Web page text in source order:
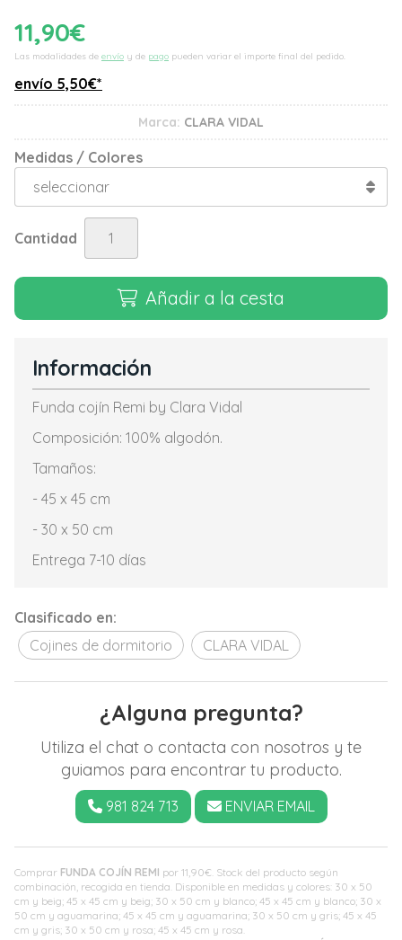
11,90€
Las modalidades de envío y de pago pueden variar el importe final del pedido.
envío 5,50€*
Marca: CLARA VIDAL
Medidas / Colores
Cantidad
Añadir a la cesta
Comprar FUNDA COJÍN REMI por 11,90€ . Stock del producto según
combinación, recogida en tienda. Disponible en medidas y colores: 30 x 50
cm y beig; 45 x 45 cm y beig; 30 x 50 cm y blanco; 45 x 45 cm y blanco; 30 x
50 cm y aguamarina; 45 x 45 cm y aguamarina; 30 x 50 cm y gris; 45 x 45
cm y gris; 30 x 50 cm y rosa; 45 x 45 cm y rosa.
Información
Funda cojín Remi by Clara Vidal
Composición: 100% algodón.
Tamaños:
- 45 x 45 cm
- 30 x 50 cm
Entrega 7-10 días
Clasificado en:
Cojines de dormitorio
CLARA VIDAL
¿Alguna pregunta?
Utiliza el chat o contacta con nosotros y te
guiamos para encontrar tu producto.
981 824 713 ENVIAR EMAIL